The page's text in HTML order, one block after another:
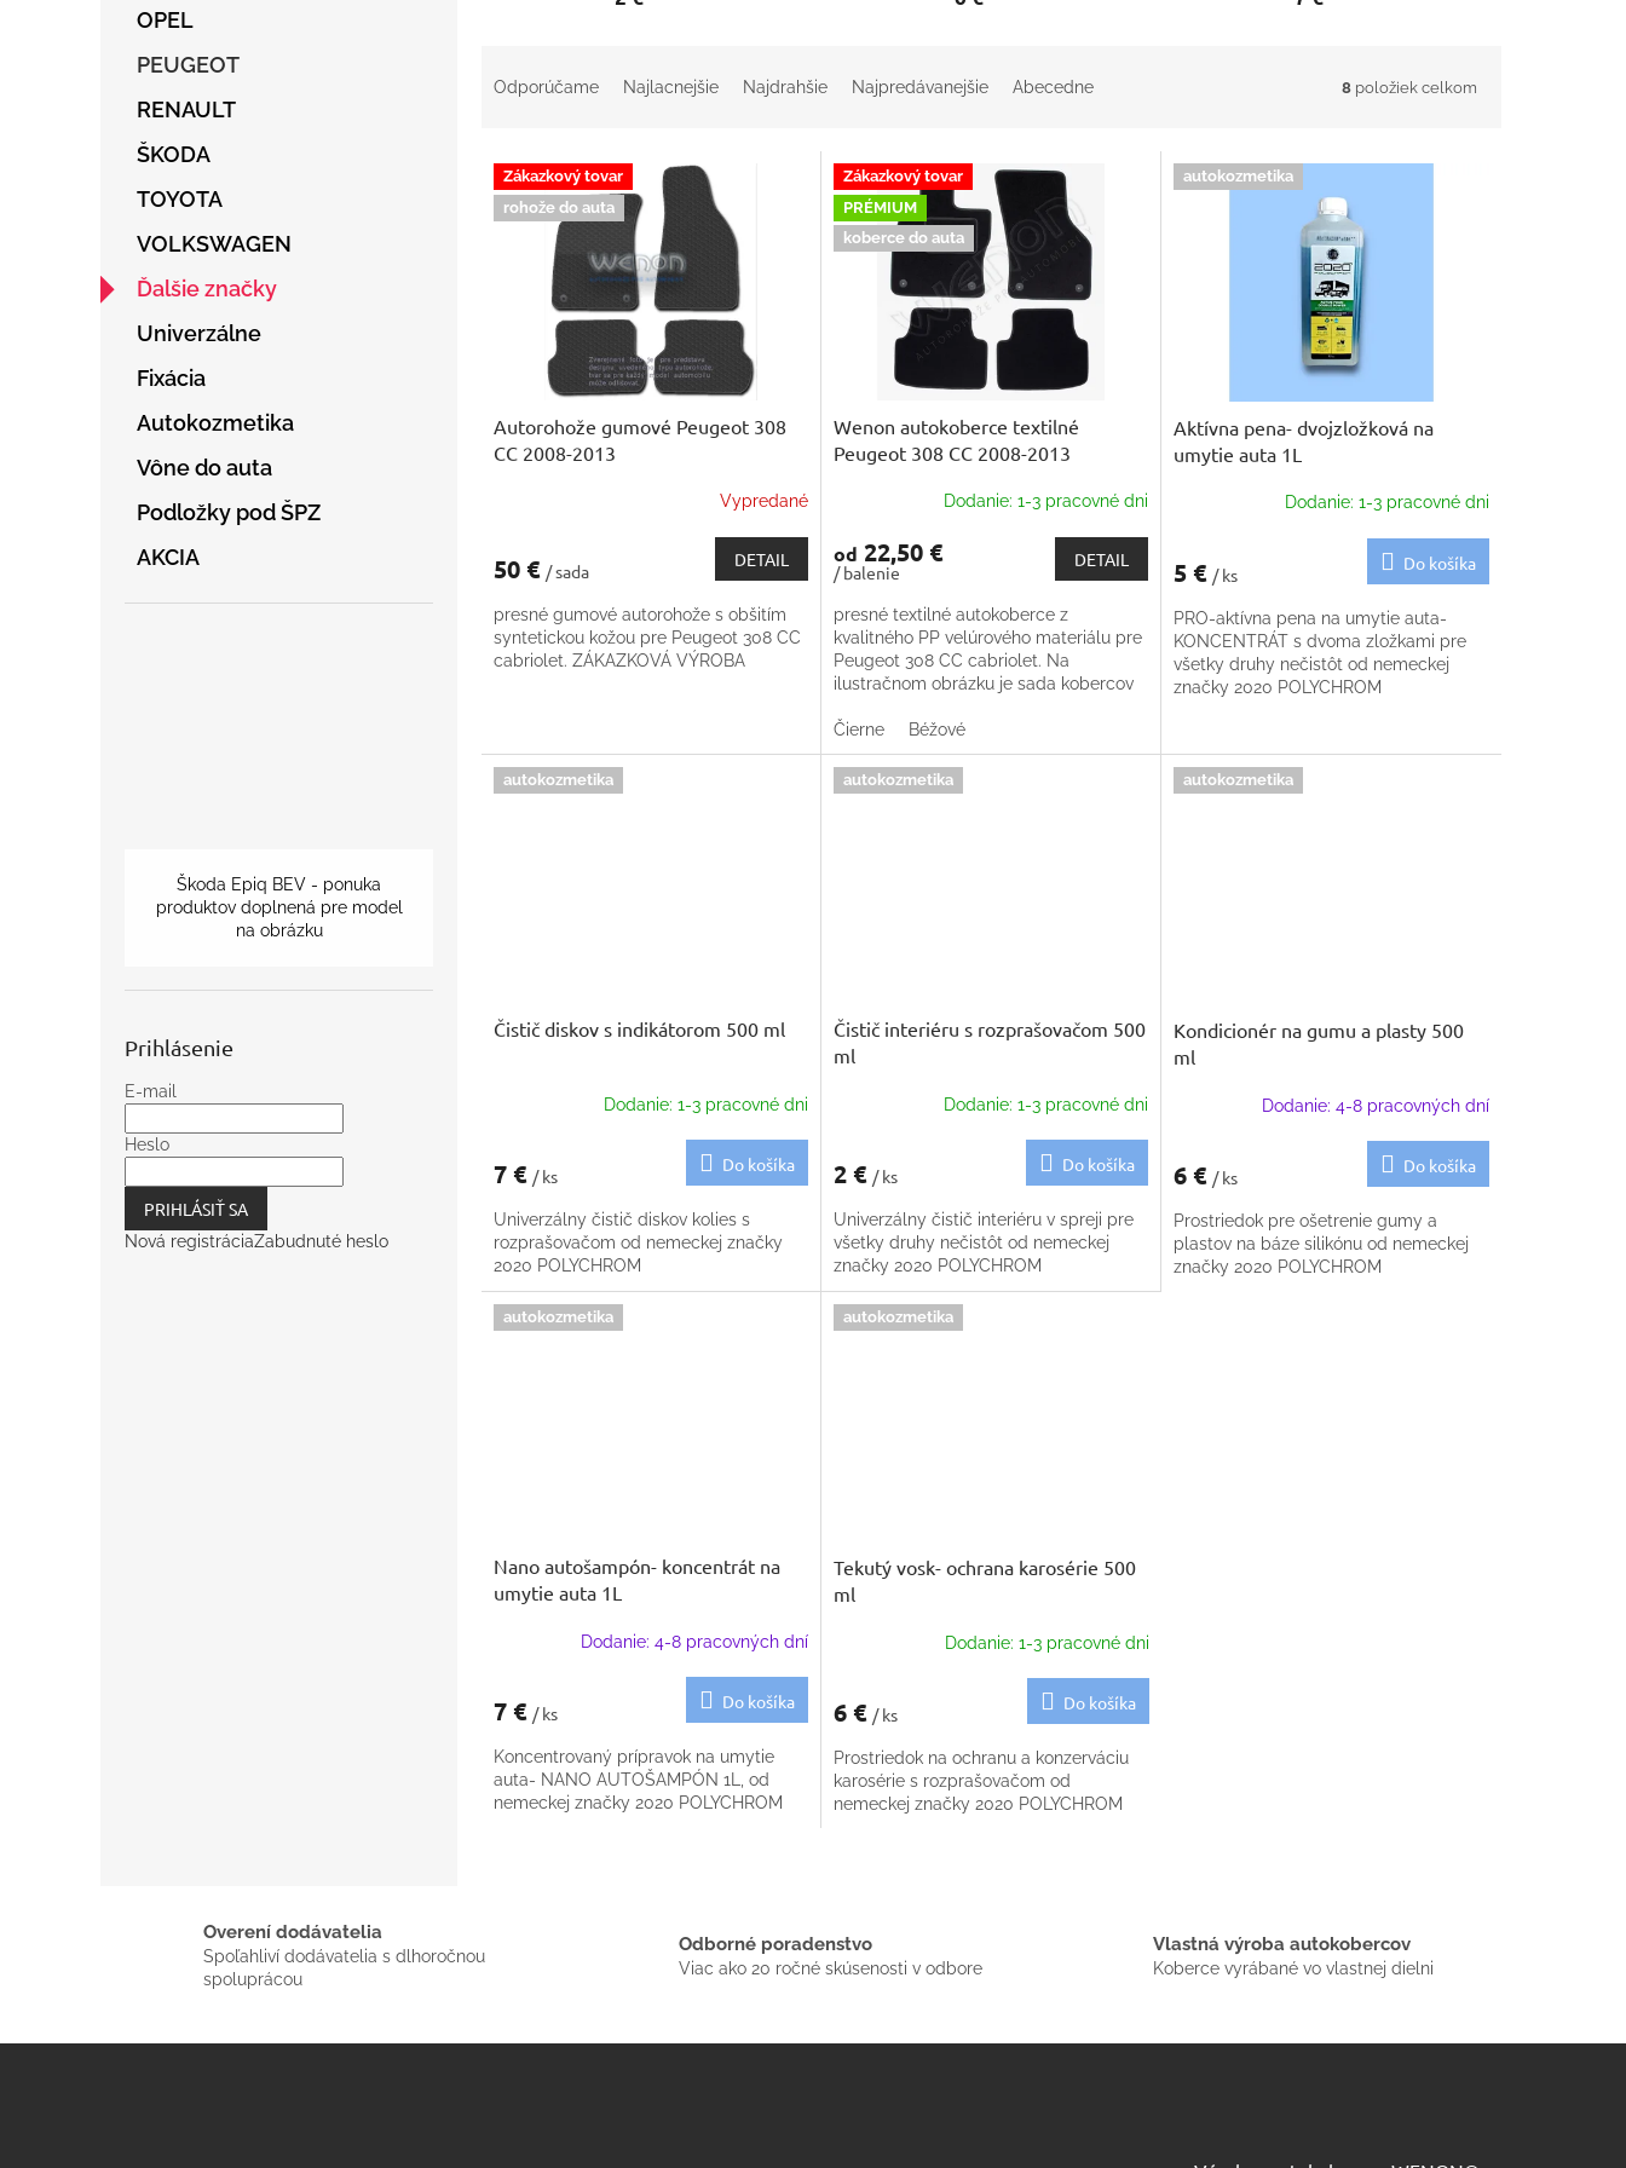
OPEL
PEUGEOT
RENAULT
ŠKODA
TOYOTA
VOLKSWAGEN
Ďalšie značky
Univerzálne
Fixácia
Autokozmetika
Vône do auta
Podložky pod ŠPZ
AKCIA
Škoda Epiq BEV - ponuka
produktov doplnená pre model
na obrázku
Prihlásenie
E-mail
Heslo
PRIHLÁSIŤ SA
Nová registráciaZabudnuté heslo
o
Odporúčame Najlacnejšie Najdrahšie Najpredávanejšie Abecedne 8 položiek celkom
V
p
Zákazkový tovar
rohože do auta
Autorohože gumové Peugeot 308
CC 2008-2013
Vypredané
50 € / sada
DETAIL
presné gumové autorohože s obšitím
syntetickou kožou pre Peugeot 308 CC
cabriolet. ZÁKAZKOVÁ VÝROBA
Zákazkový tovar
PRÉMIUM
koberce do auta
Wenon autokoberce textilné
Peugeot 308 CC 2008-2013
Dodanie: 1-3 pracovné dni
od 22,50 €
/ balenie
DETAIL
presné textilné autokoberce z
kvalitného PP velúrového materiálu pre
Peugeot 308 CC cabriolet. Na
ilustračnom obrázku je sada kobercov
produktu- Premium. ZÁKAZKOVÁ...
Čierne Béžové
autokozmetika
Aktívna pena- dvojzložková na
umytie auta 1L
Dodanie: 1-3 pracovné dni
5 € / ks
Do košíka
PRO-aktívna pena na umytie auta-
KONCENTRÁT s dvoma zložkami pre
všetky druhy nečistôt od nemeckej
značky 2020 POLYCHROM
autokozmetika
Čistič diskov s indikátorom 500 ml
Dodanie: 1-3 pracovné dni
7 € / ks
Do košíka
Univerzálny čistič diskov kolies s
rozprašovačom od nemeckej značky
2020 POLYCHROM
autokozmetika
Čistič interiéru s rozprašovačom 500
ml
Dodanie: 1-3 pracovné dni
2 € / ks
Do košíka
Univerzálny čistič interiéru v spreji pre
všetky druhy nečistôt od nemeckej
značky 2020 POLYCHROM
autokozmetika
Kondicionér na gumu a plasty 500
ml
Dodanie: 4-8 pracovných dní
6 € / ks
Do košíka
Prostriedok pre ošetrenie gumy a
plastov na báze silikónu od nemeckej
značky 2020 POLYCHROM
autokozmetika
Nano autošampón- koncentrát na
umytie auta 1L
Dodanie: 4-8 pracovných dní
7 € / ks
Do košíka
Koncentrovaný prípravok na umytie
auta- NANO AUTOŠAMPÓN 1L, od
nemeckej značky 2020 POLYCHROM
autokozmetika
Tekutý vosk- ochrana karosérie 500
ml
Dodanie: 1-3 pracovné dni
6 € / ks
Do košíka
Prostriedok na ochranu a konzerváciu
karosérie s rozprašovačom od
nemeckej značky 2020 POLYCHROM
e
Overení dodávatelia
Spoľahliví dodávatelia s dlhoročnou
spoluprácou
Odborné poradenstvo
Viac ako 20 ročné skúsenosti v odbore
Vlastná výroba autokobercov
Koberce vyrábané vo vlastnej dielni